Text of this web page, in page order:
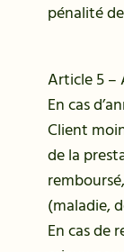
pénalité
Article 5 –
En cas
Client
de la
(maladie,
En cas de